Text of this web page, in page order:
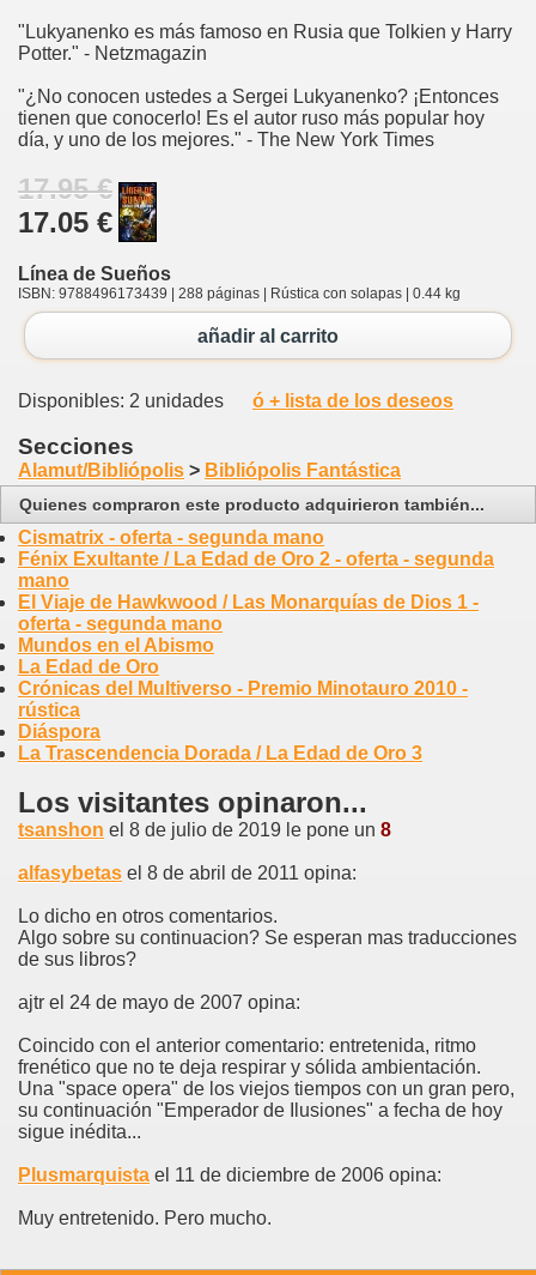
"Lukyanenko es más famoso en Rusia que Tolkien y Harry
Potter." - Netzmagazin
"¿No conocen ustedes a Sergei Lukyanenko? ¡Entonces
tienen que conocerlo! Es el autor ruso más popular hoy
día, y uno de los mejores." - The New York Times
17.95 €
17.05 €
Línea de Sueños
ISBN: 9788496173439 | 288 páginas | Rústica con solapas | 0.44 kg
añadir al carrito
Disponibles: 2 unidades ó + lista de los deseos
Secciones
Alamut/Bibliópolis > Bibliópolis Fantástica
Quienes compraron este producto adquirieron también...
Cismatrix - oferta - segunda mano
Fénix Exultante / La Edad de Oro 2 - oferta - segunda
mano
El Viaje de Hawkwood / Las Monarquías de Dios 1 -
oferta - segunda mano
Mundos en el Abismo
La Edad de Oro
Crónicas del Multiverso - Premio Minotauro 2010 -
rústica
Diáspora
La Trascendencia Dorada / La Edad de Oro 3
Los visitantes opinaron...
tsanshon el 8 de julio de 2019 le pone un 8
alfasybetas el 8 de abril de 2011 opina:
Lo dicho en otros comentarios.
Algo sobre su continuacion? Se esperan mas traducciones
de sus libros?
ajtr el 24 de mayo de 2007 opina:
Coincido con el anterior comentario: entretenida, ritmo
frenético que no te deja respirar y sólida ambientación.
Una "space opera" de los viejos tiempos con un gran pero,
su continuación "Emperador de Ilusiones" a fecha de hoy
sigue inédita...
Plusmarquista el 11 de diciembre de 2006 opina:
Muy entretenido. Pero mucho.